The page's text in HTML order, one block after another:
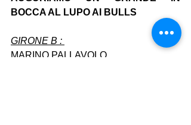
BOCCA AL LUPO AI BULLS
GIRONE B :
MARINO PALLAVOLO